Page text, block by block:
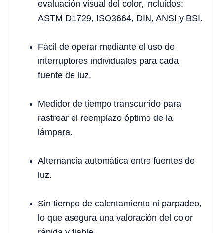
evaluación visual del color, incluidos:
ASTM D1729, ISO3664, DIN, ANSI y BSI.
Fácil de operar mediante el uso de
interruptores individuales para cada
fuente de luz.
Medidor de tiempo transcurrido para
rastrear el reemplazo óptimo de la
lámpara.
Alternancia automática entre fuentes de
luz.
Sin tiempo de calentamiento ni parpadeo,
lo que asegura una valoración del color